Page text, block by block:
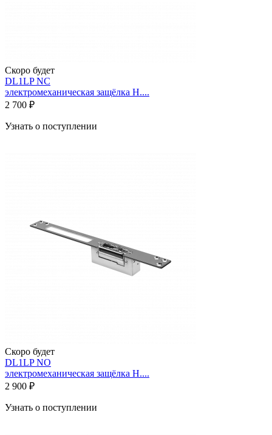
Скоро будет
DL1LP NC
электромеханическая защёлка Н....
2 700 ₽
Узнать о поступлении
Скоро будет
DL1LP NO
электромеханическая защёлка Н....
2 900 ₽
Узнать о поступлении